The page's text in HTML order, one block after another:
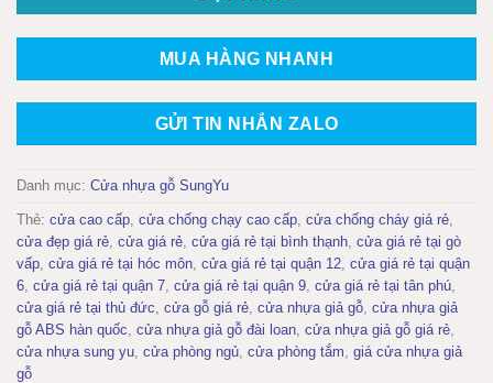
MUA HÀNG NHANH
GỬI TIN NHẮN ZALO
Danh mục: Cửa nhựa gỗ SungYu
Thẻ: cửa cao cấp cửa chống chạy cao cấp cửa chống cháy giá rẻ
cửa đẹp giá rẻ cửa giá rẻ cửa giá rẻ tại bình thạnh cửa giá rẻ tại gò
vấp cửa giá rẻ tại hóc môn cửa giá rẻ tại quận 12 cửa giá rẻ tại quận
6 cửa giá rẻ tại quận 7 cửa giá rẻ tại quận 9 cửa giá rẻ tại tân phú
cửa giá rẻ tại thủ đức cửa gỗ giá rẻ cửa nhựa giả gỗ cửa nhựa giả
gỗ ABS hàn quốc cửa nhựa giả gỗ đài loan cửa nhựa giả gỗ giá rẻ
cửa nhựa sung yu cửa phòng ngủ cửa phòng tắm giá cửa nhựa giả
gỗ